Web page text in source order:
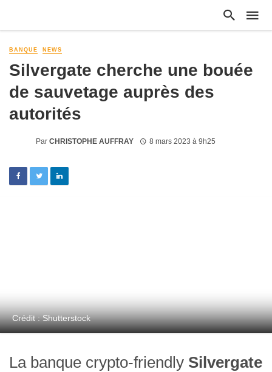
BANQUE NEWS
Silvergate cherche une bouée
de sauvetage auprès des
autorités
Par CHRISTOPHE AUFFRAY 8 mars 2023 à 9h25
Crédit : Shutterstock
La banque crypto-friendly Silvergate